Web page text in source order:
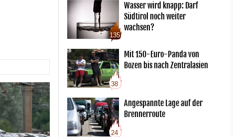
135
Wasser wird knapp: Darf
Südtirol noch weiter
wachsen?
38
Mit 150-Euro-Panda von
Bozen bis nach Zentralasien
24
Angespannte Lage auf der
Brennerroute